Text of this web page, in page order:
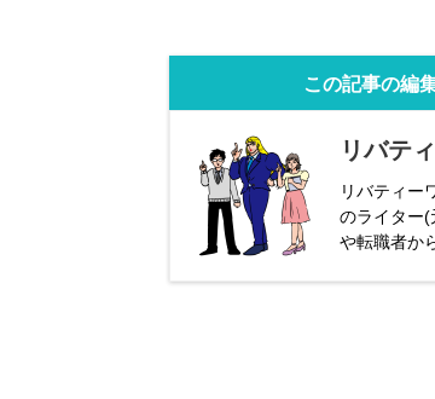
この記事の編
リバテ
リバティー
のライター(
や転職者か